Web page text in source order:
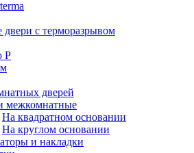
с терморазрывом
Р
дверей
межкомнатные
На квадратном основании
На круглом основании
и накладки